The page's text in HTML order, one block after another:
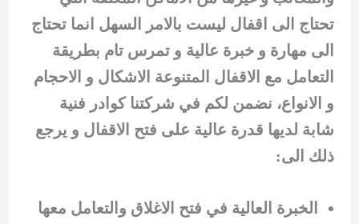
تحتاج الى اقفال ليست بالامر السهل انما تحتاج
الى مهارة و خبرة عالية و تمرس تام بطريقة
التعامل مع الاقفال المتنوعة الاشكال و الاحجام
و الانواع، نضمن لكم في شركتنا كوادر فنية
شابة لديها قدرة عالية على فتح الاقفال و يرجع
ذلك الى:
الخبرة العالية في فتح الاغلاق والتعامل معها